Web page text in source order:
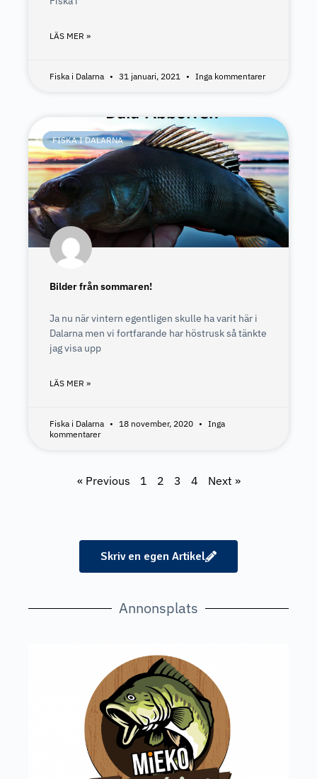
LÄS MER »
Fiska i Dalarna 31 januari, 2021 Inga kommentarer
FISKA I DALARNA
Bilder från sommaren!
Ja nu när vintern egentligen skulle ha varit här i
Dalarna men vi fortfarande har höstrusk så tänkte
jag visa upp
LÄS MER »
Fiska i Dalarna 18 november, 2020
Inga
kommentarer
« Previous 1 2 3 4 Next »
Skriv en egen Artikel
Annonsplats